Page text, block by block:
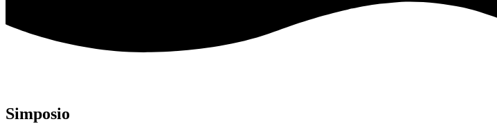
Simposio